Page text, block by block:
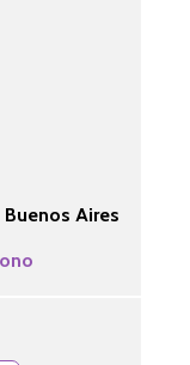
Buenos Aires